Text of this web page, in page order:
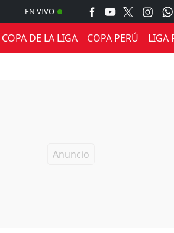
EN VIVO
COPA DE LA LIGA COPA PERÚ LIGA